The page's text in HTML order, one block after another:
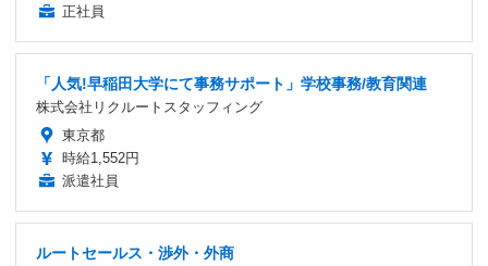
正社員
「人気!早稲田大学にて事務サポート」学校事務/教育関連
株式会社リクルートスタッフィング
東京都
時給1,552円
派遣社員
ルートセールス・渉外・外商